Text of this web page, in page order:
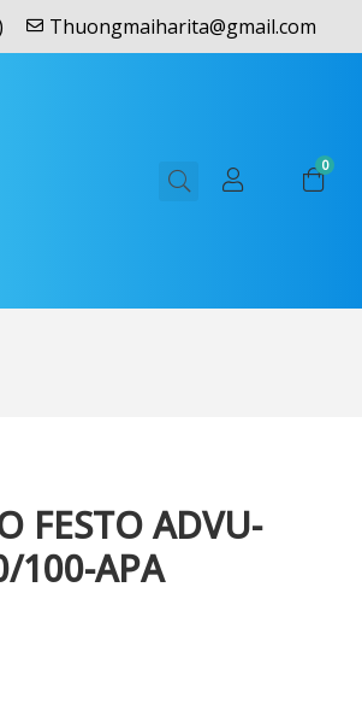
Thuongmaiharita@gmail.com
0
FESTO ADVU-
100-APA